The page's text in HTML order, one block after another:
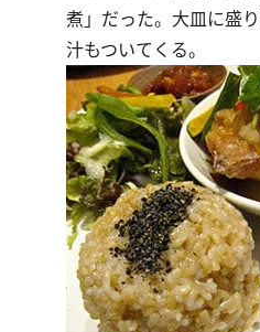
煮」だった。大皿に盛
汁もついてくる。